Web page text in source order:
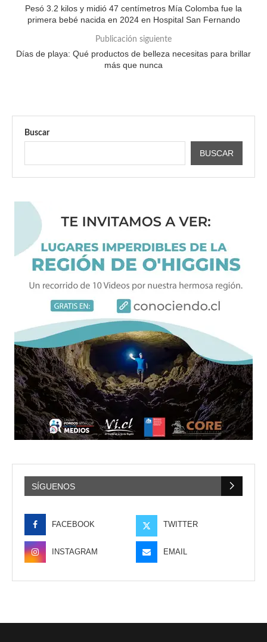
Pesó 3.2 kilos y midió 47 centímetros Mía Colomba fue la
primera bebé nacida en 2024 en Hospital San Fernando
Publicación siguiente
Días de playa: Qué productos de belleza necesitas para brillar
más que nunca
Buscar
BUSCAR
SÍGUENOS
FACEBOOK TWITTER
INSTAGRAM EMAIL